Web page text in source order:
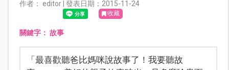
作者： editor | 發表日期：2015-11-24
收藏
關鍵字： 故事
「最喜歡聽爸比媽咪說故事了！我要聽故